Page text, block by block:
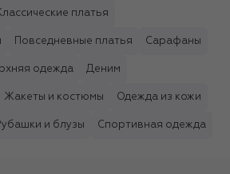
платья
Повседневные платья Сарафаны
одежда Деним
Жакеты и костюмы Одежда из кожи
и блузы Спортивная одежда